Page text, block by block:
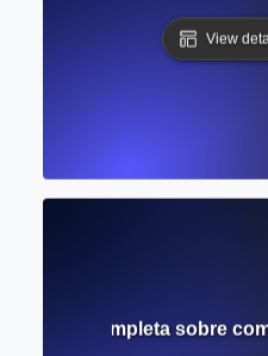
View
Guía completa sobre